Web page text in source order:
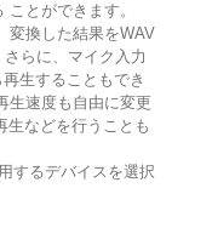
とができます。
変換した結果をWAV
らに、マイク入力
生することもでき
生速度も自由に変更
生などを行うことも
するデバイスを選択